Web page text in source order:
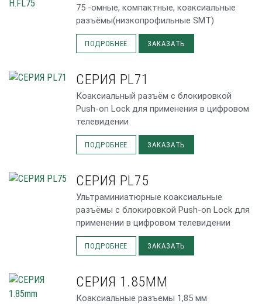
75 -омные, компактные, коаксиальные
разъёмы(низкопрофильные SMT)
ПОДРОБНЕЕ ЗАКАЗАТЬ
СЕРИЯ PL71
Коаксиальный разъём с блокировкой
Push-on Lock для применения в цифровом
телевидении
ПОДРОБНЕЕ ЗАКАЗАТЬ
СЕРИЯ PL75
Ультраминиатюрные коаксиальные
разъёмы с блокировкой Push-on Lock для
применении в цифровом телевидении
ПОДРОБНЕЕ ЗАКАЗАТЬ
СЕРИЯ 1.85MM
Коаксиальные разъемы 1,85 мм